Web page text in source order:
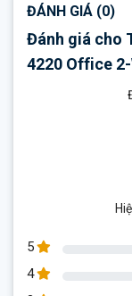
ĐÁNH GIÁ (0)
Đánh giá cho
4220 Office
5
4